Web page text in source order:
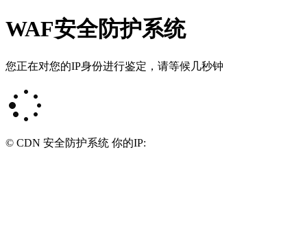
WAF安全防护系统
您正在对您的IP身份进行鉴定，请等候几秒钟
© CDN 安全防护系统 你的IP: